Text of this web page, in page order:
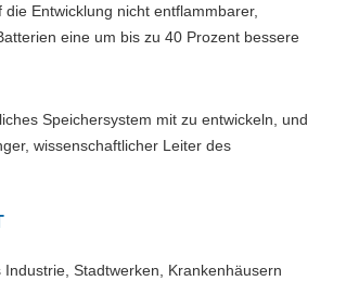
Entwicklung nicht entflammbarer,
eine um bis zu 40 Prozent bessere
Speichersystem mit zu entwickeln, und
wissenschaftlicher Leiter des
Stadtwerken, Krankenhäusern